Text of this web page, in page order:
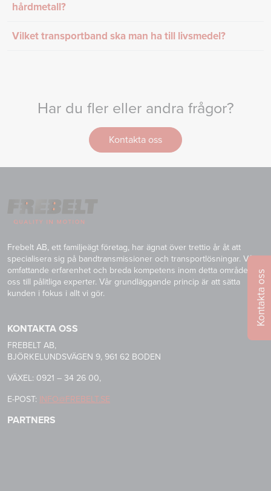
Kontakta oss
hårdmetall?
Vilket transportband ska man ha till livsmedel?
Har du fler eller andra frågor?
Kontakta oss
Frebelt AB, ett familjeägt företag, har ägnat över trettio år åt att
specialisera sig på bandtransmissioner och transportlösningar. Vår
omfattande erfarenhet och breda kompetens inom detta område gör
oss till pålitliga experter. Vår grundläggande princip är att sätta
kunden i fokus i allt vi gör.
KONTAKTA OSS
FREBELT AB,
BJÖRKELUNDSVÄGEN 9, 961 62 BODEN
VÄXEL: 0921 – 34 26 00,
E-POST: INFO@FREBELT.SE
PARTNERS